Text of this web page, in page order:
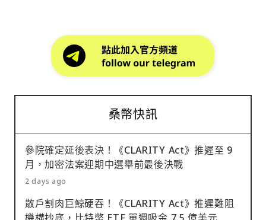
桑幣快訊
參院確定延後表決！《CLARITY Act》推遲至 9
月，加密法案迎期中選舉前最後決戰
2 days ago
散戶割肉巨鯨硬吞！《CLARITY Act》推遲難阻
機構抄底，比特幣 ETF 單週吸金 7.5 億美元